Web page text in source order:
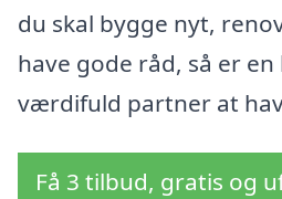
du skal bygge nyt,
have gode råd, så er
værdifuld partner at
Få 3 tilbud, gratis og